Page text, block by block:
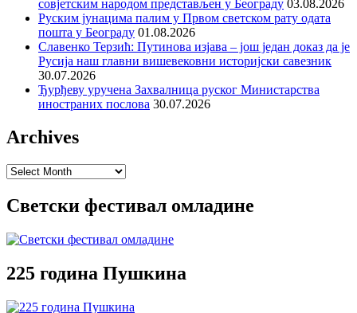
совјетским народом представљен у Београду 03.08.2026
Руским јунацима палим у Првом светском рату одата
пошта у Београду 01.08.2026
Славенко Терзић: Путинова изјава – још један доказ да је
Русија наш главни вишевековни историјски савезник
30.07.2026
Ђурђеву уручена Захвалница руског Министарства
иностраних послова 30.07.2026
Archives
Archives
Светски фестивал омладине
225 година Пушкина